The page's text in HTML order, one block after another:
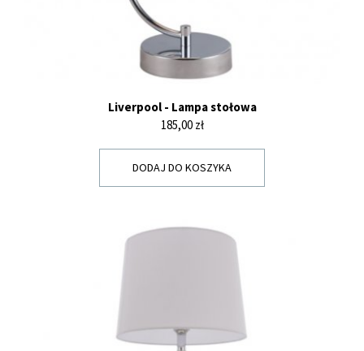
Liverpool - Lampa stołowa
Cena
185,00 zł
DODAJ DO KOSZYKA